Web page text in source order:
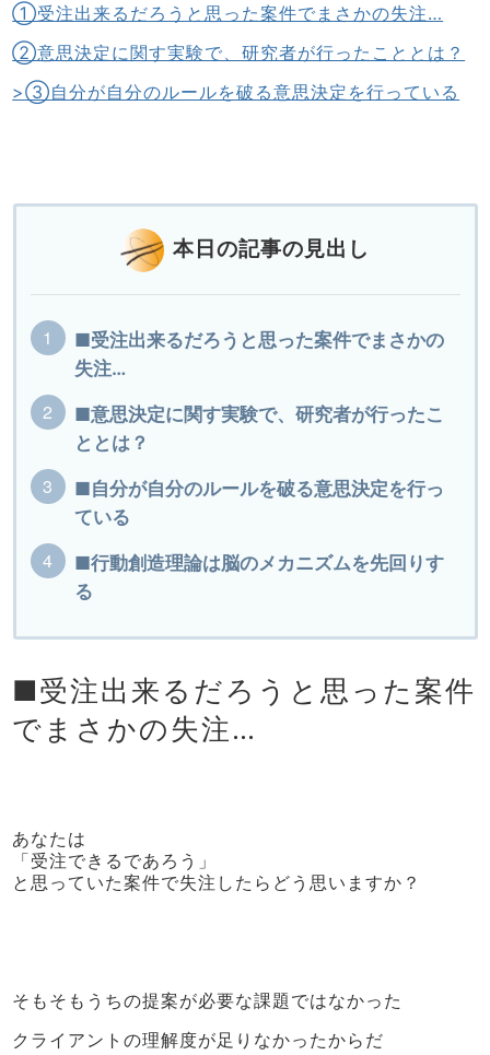
①受注出来るだろうと思った案件でまさかの失注…
②意思決定に関す実験で、研究者が行ったこととは？
>③自分が自分のルールを破る意思決定を行っている
本日の記事の見出し
■受注出来るだろうと思った案件でまさかの
失注…
■意思決定に関す実験で、研究者が行ったこ
ととは？
■自分が自分のルールを破る意思決定を行っ
ている
■行動創造理論は脳のメカニズムを先回りす
る
■受注出来るだろうと思った案件
でまさかの失注…
あなたは
「受注できるであろう」
と思っていた案件で失注したらどう思いますか？
そもそもうちの提案が必要な課題ではなかった
クライアントの理解度が足りなかったからだ